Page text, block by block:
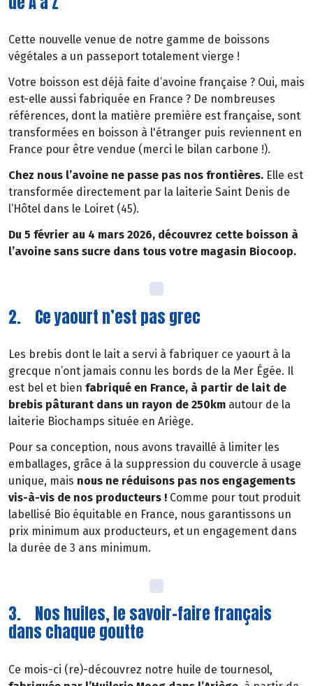
Cette nouvelle venue de notre gamme de boissons
végétales a un passeport totalement vierge !
Votre boisson est déjà faite d’avoine française ? Oui, mais
est-elle aussi fabriquée en France ? De nombreuses
références, dont la matière première est française, sont
transformées en boisson à l'étranger puis reviennent en
France pour être vendue (merci le bilan carbone !).
Chez nous l’avoine ne passe pas nos frontières. Elle est
transformée directement par la laiterie Saint Denis de
l’Hôtel dans le Loiret (45).
Du 5 février au 4 mars 2026, découvrez cette boisson à
l’avoine sans sucre dans tous votre magasin Biocoop.
2. Ce yaourt n’est pas grec
Les brebis dont le lait a servi à fabriquer ce yaourt à la
grecque n’ont jamais connu les bords de la Mer Égée. Il
est bel et bien fabriqué en France, à partir de lait de
brebis pâturant dans un rayon de 250km autour de la
laiterie Biochamps située en Ariège.
Pour sa conception, nous avons travaillé à limiter les
emballages, grâce à la suppression du couvercle à usage
unique, mais nous ne réduisons pas nos engagements
vis-à-vis de nos producteurs ! Comme pour tout produit
labellisé Bio équitable en France, nous garantissons un
prix minimum aux producteurs, et un engagement dans
la durée de 3 ans minimum.
3. Nos huiles, le savoir-faire français
dans chaque goutte
Ce mois-ci (re)-découvrez notre huile de tournesol,